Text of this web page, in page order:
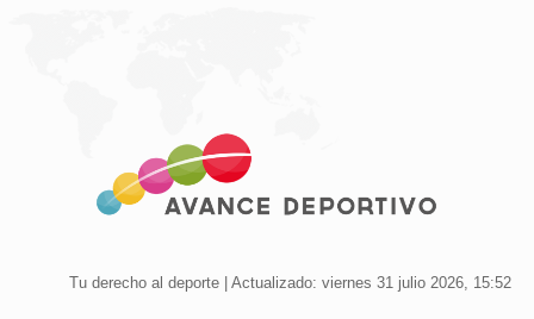
Tu derecho al deporte | Actualizado: viernes 31 julio 2026, 15:52